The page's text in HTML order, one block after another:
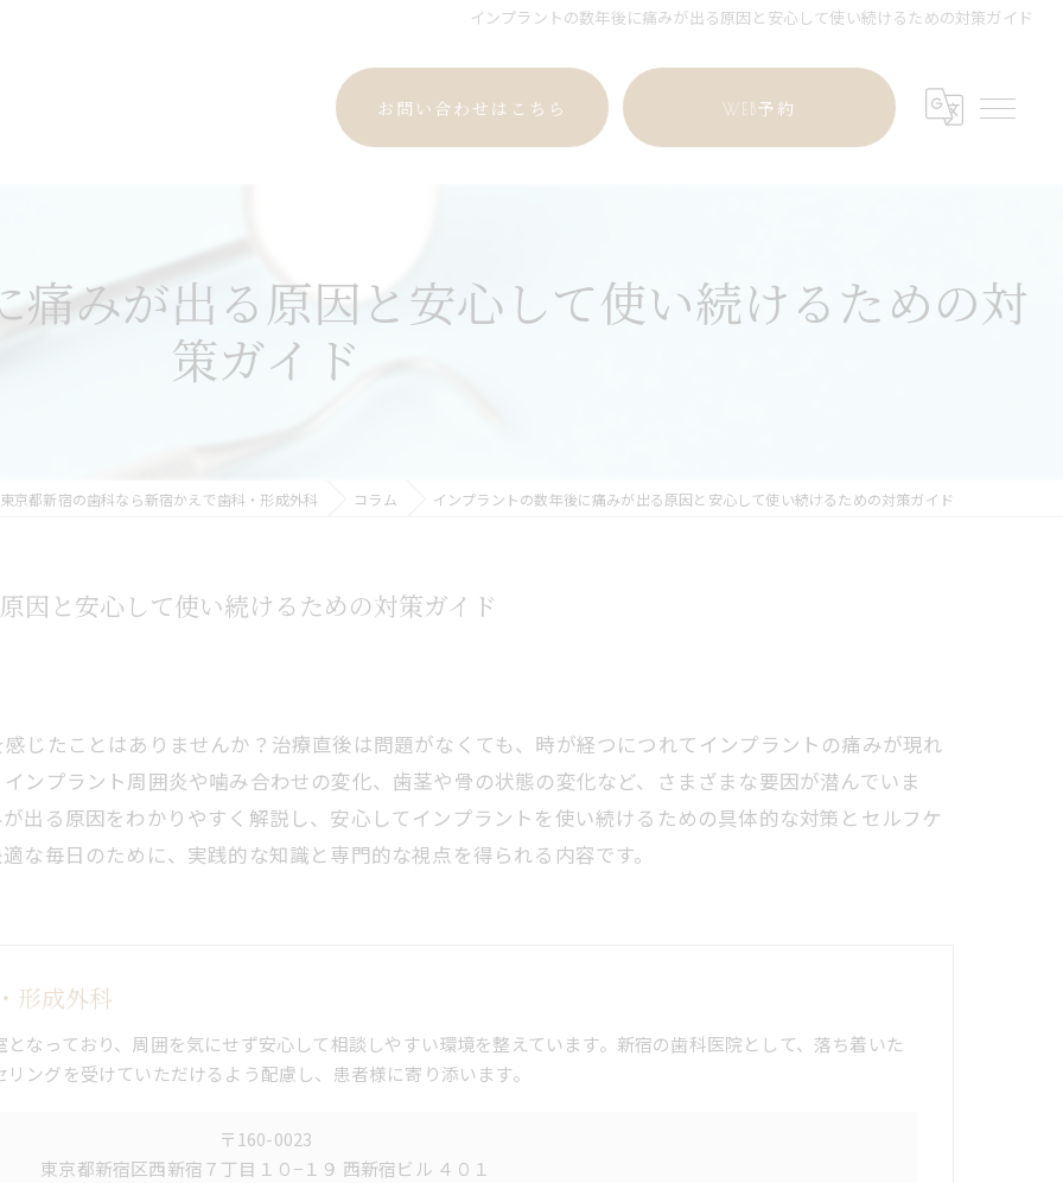
インプラントの数年後に痛みが出る原因と安心して使い続けるための対策ガイド
お問い合わせはこちら WEB予約
痛みが出る原因と安心して使い続けるための対
策ガイド
東京都新宿の歯科なら新宿かえで歯科・形成外科 コラム インプラントの数年後に痛みが出る原因と安心して使い続けるための対策ガイド
因と安心して使い続けるための対策ガイド
じたことはありませんか？治療直後は問題がなくても、時が経つにつれてインプラントの痛みが現れ
ンプラント周囲炎や噛み合わせの変化、歯茎や骨の状態の変化など、さまざまな要因が潜んでいま
出る原因をわかりやすく解説し、安心してインプラントを使い続けるための具体的な対策とセルフケ
な毎日のために、実践的な知識と専門的な視点を得られる内容です。
形成外科
なっており、周囲を気にせず安心して相談しやすい環境を整えています。新宿の歯科医院として、落ち着いた
ングを受けていただけるよう配慮し、患者様に寄り添います。
〒160-0023
東京都新宿区西新宿７丁目１０−１９ 西新宿ビル ４０１